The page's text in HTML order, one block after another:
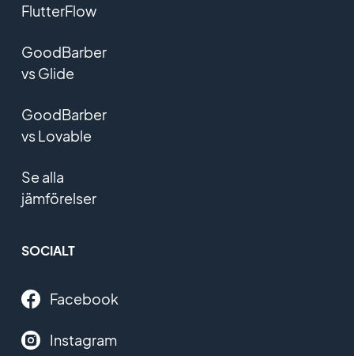
FlutterFlow
GoodBarber
vs Glide
GoodBarber
vs Lovable
Se alla
jämförelser
SOCIALT
Facebook
Instagram